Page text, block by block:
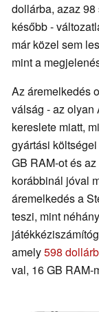
dollárba, azaz
később -
már közel sem
mint a
Az áremelkedés
válság - az olyan
kereslete miatt,
gyártási
GB RAM-ot és
korábbinál jóval
áremelkedés a
teszi, mint
amely598
val, 16 GB RAM-